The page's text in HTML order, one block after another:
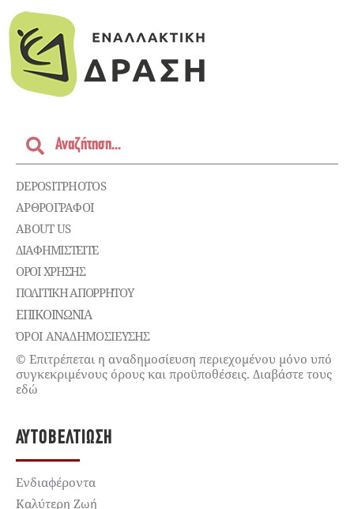
DEPOSITPHOTOS
ΑΡΘΡΟΓΡΑΦΟΙ
ABOUT US
ΔΙΑΦΗΜΙΣΤΕΊΤΕ
ΌΡΟΙ ΧΡΉΣΗΣ
ΠΟΛΙΤΙΚΉ ΑΠΟΡΡΉΤΟΥ
ΕΠΙΚΟΙΝΩΝΊΑ
ΌΡΟΙ ΑΝΑΔΗΜΟΣΙΕΥΣΗΣ
© Επιτρέπεται η αναδημοσίευση περιεχομένου μόνο υπό
συγκεκριμένους όρους και προϋποθέσεις. Διαβάστε τους
εδώ
ΑΥΤΟΒΕΛΤΊΩΣΗ
Ενδιαφέροντα
Καλύτερη Ζωή